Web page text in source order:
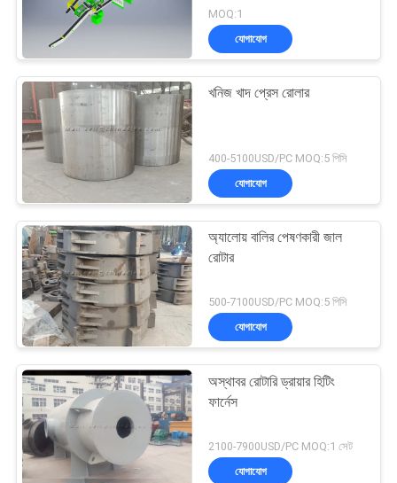
MOQ:1
যোগাযোগ
খনিজ খাদ প্রেস রোলার
400-5100USD/PC MOQ:5 পিসি
যোগাযোগ
অ্যালোয় বালির পেষণকারী জাল
রোটার
500-7100USD/PC MOQ:5 পিসি
যোগাযোগ
অস্থাবর রোটারি ড্রায়ার হিটিং
ফার্নেস
2100-7900USD/PC MOQ:1 সেট
যোগাযোগ